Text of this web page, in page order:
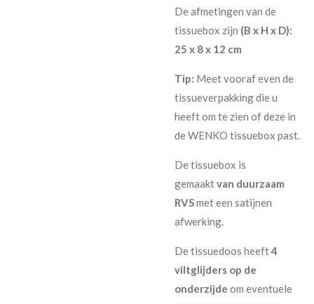
De afmetingen van de
tissuebox zijn (B x H x D):
25 x 8 x 12 cm
Tip: Meet vooraf even de
tissueverpakking die u
heeft om te zien of deze in
de WENKO tissuebox past.
De tissuebox is
gemaaktvan duurzaam
RVSmet een satijnen
afwerking.
De tissuedoos heeft4
viltglijders op de
onderzijde om eventuele